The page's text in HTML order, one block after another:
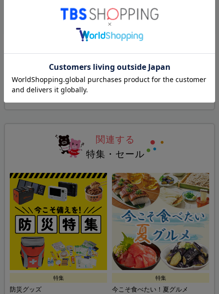
すべてのレビューを見る（3件）
関連カテゴリ
グルメ > 魚介類・海産加工品
関連する
特集・セール
特集
防災グッズ
特集
今こそ食べたい！夏グルメ